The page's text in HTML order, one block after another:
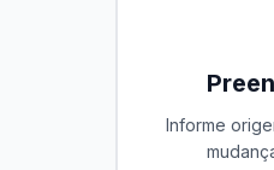
Informe